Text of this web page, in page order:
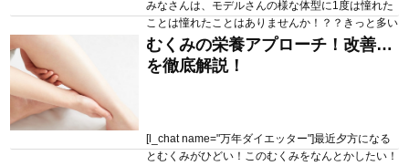
みなさんは、モデルさんの様な体型に1度は憧れた
ことは憧れたことはありませんか！？？きっと多い
と思います。今日はモデルさんもやってる超簡単で
基本的なトレーニングを紹介していきます。 目次
モデルさんってトレーニングしているの！？？ モ
2020.05.28 133 views
むくみの栄養アプローチ！改善策
を徹底解説！
[l_chat name="万年ダイエッター"]最近夕方になる
とむくみがひどい！このむくみをなんとかしたい！